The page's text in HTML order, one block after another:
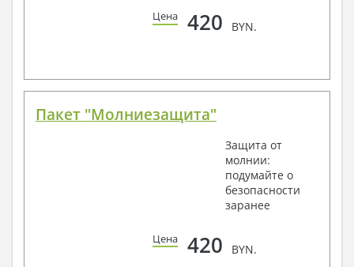
Цена 420 BYN.
Пакет "Молниезащита"
Защита от
молнии:
подумайте о
безопасности
заранее
Цена 420 BYN.